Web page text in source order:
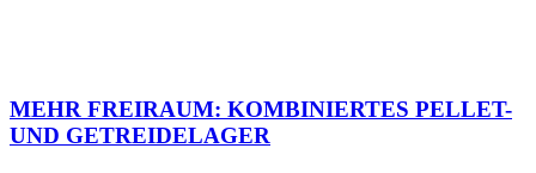
MEHR FREIRAUM: KOMBINIERTES PELLET-
UND GETREIDELAGER